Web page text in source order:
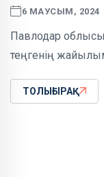
6 МАУСЫМ, 2024
Павлодар
теңгенің
ТОЛЫҒЫРАҚ